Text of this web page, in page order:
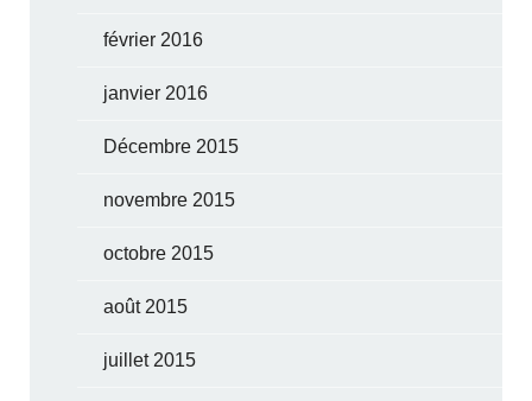
février 2016
janvier 2016
Décembre 2015
novembre 2015
octobre 2015
août 2015
juillet 2015